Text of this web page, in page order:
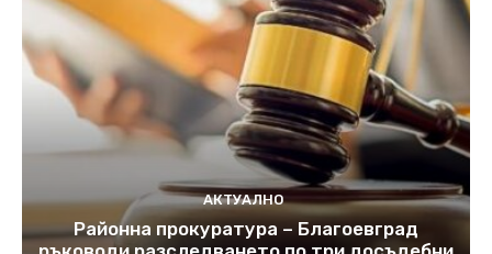
АКТУАЛНО
Районна прокуратура – Благоевград